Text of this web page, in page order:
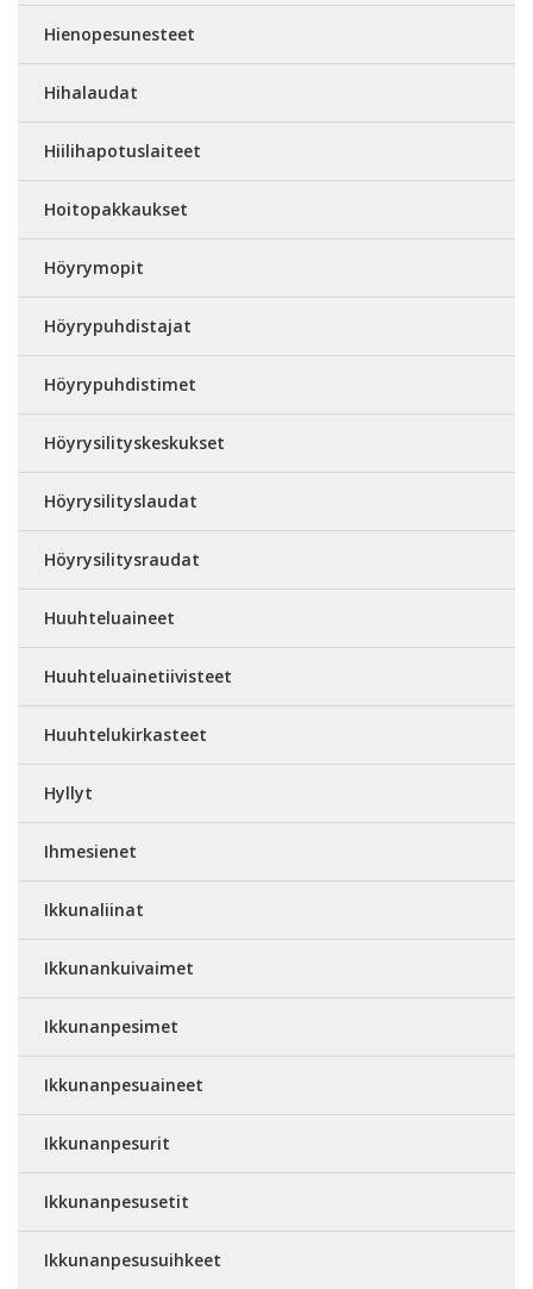
Hienopesunesteet
Hihalaudat
Hiilihapotuslaiteet
Hoitopakkaukset
Höyrymopit
Höyrypuhdistajat
Höyrypuhdistimet
Höyrysilityskeskukset
Höyrysilityslaudat
Höyrysilitysraudat
Huuhteluaineet
Huuhteluainetiivisteet
Huuhtelukirkasteet
Hyllyt
Ihmesienet
Ikkunaliinat
Ikkunankuivaimet
Ikkunanpesimet
Ikkunanpesuaineet
Ikkunanpesurit
Ikkunanpesusetit
Ikkunanpesusuihkeet